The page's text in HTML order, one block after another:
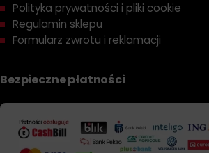
Polityka prywatności i pliki cookie
Regulamin sklepu
Formularz zwrotu i reklamacji
Bezpieczne płatności